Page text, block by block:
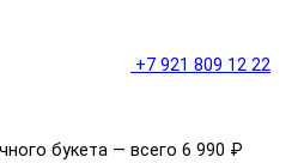
+7 921 809 12 22
букета — всего 6 990 ₽